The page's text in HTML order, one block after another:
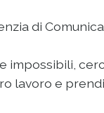
di
impossibili,
lavoro e